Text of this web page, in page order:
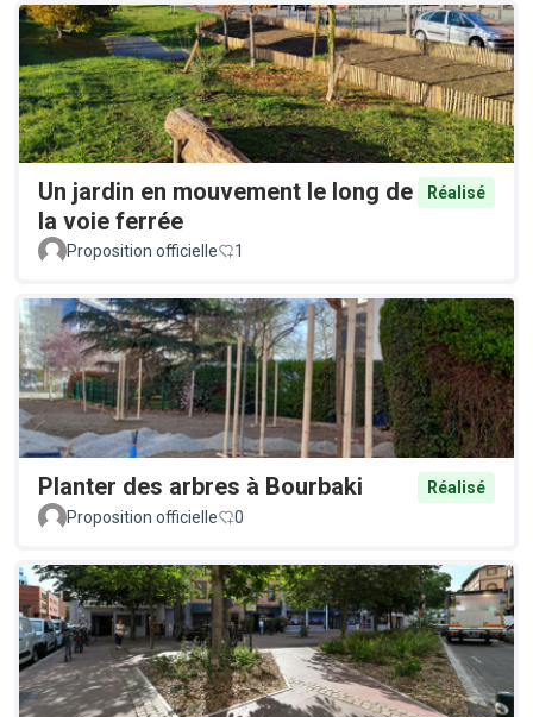
Un jardin en mouvement le long de
la voie ferrée
Réalisé
Proposition officielle 1
Planter des arbres à Bourbaki
Réalisé
Proposition officielle
0